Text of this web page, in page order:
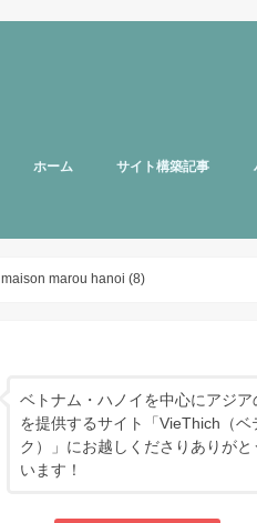
ホーム サイト構築記事
maison marou hanoi (8)
ベトナム・ハノイを中心にアジア
を提供するサイト「VieThich（ベ
ク）」にお越しくださりありがと
います！